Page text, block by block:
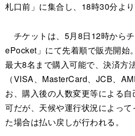
札口前」に集合し、18時30分より
チケットは、5月8日12時から
ePocket」にて先着順で販売開始
最大8名まで購入可能で、決済方
（VISA、MasterCard、JCB、
お、購入後の人数変更等による
可だが、天候や運行状況によっ
た場合は払い戻しが行われる。